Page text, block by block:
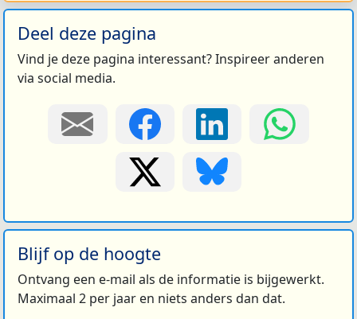
Deel deze pagina
Vind je deze pagina interessant? Inspireer anderen
via social media.
Blijf op de hoogte
Ontvang een e-mail als de informatie is bijgewerkt.
Maximaal 2 per jaar en niets anders dan dat.